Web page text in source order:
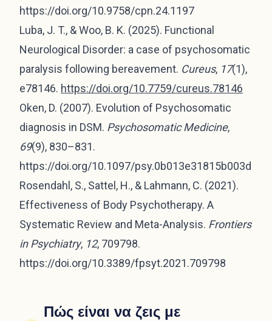
https://doi.org/10.9758/cpn.24.1197
Luba, J. T., & Woo, B. K. (2025). Functional
Neurological Disorder: a case of psychosomatic
paralysis following bereavement. Cureus, 17(1),
e78146. https://doi.org/10.7759/cureus.78146
Oken, D. (2007). Evolution of Psychosomatic
diagnosis in DSM. Psychosomatic Medicine,
69(9), 830–831.
https://doi.org/10.1097/psy.0b013e31815b003d
Rosendahl, S., Sattel, H., & Lahmann, C. (2021).
Effectiveness of Body Psychotherapy. A
Systematic Review and Meta-Analysis. Frontiers
in Psychiatry, 12, 709798.
https://doi.org/10.3389/fpsyt.2021.709798
Πώς είναι να ζεις με